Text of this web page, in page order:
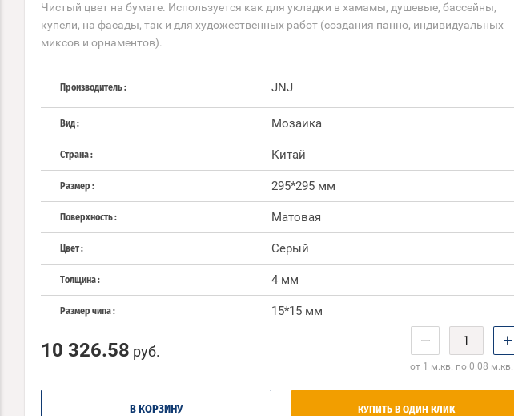
Чистый цвет на бумаге. Используется как для укладки в хамамы, душевые, бассейны,
купели, на фасады, так и для художественных работ (создания панно, индивидуальных
миксов и орнаментов).
Производитель JNJ
Вид Мозаика
Страна Китай
Размер 295*295 мм
Поверхность Матовая
Цвет Серый
Толщина 4 мм
Размер чипа 15*15 мм
10 326.58 руб.
− +
от 1 м.кв. по 0.08 м.кв.
В КОРЗИНУ КУПИТЬ В ОДИН КЛИК